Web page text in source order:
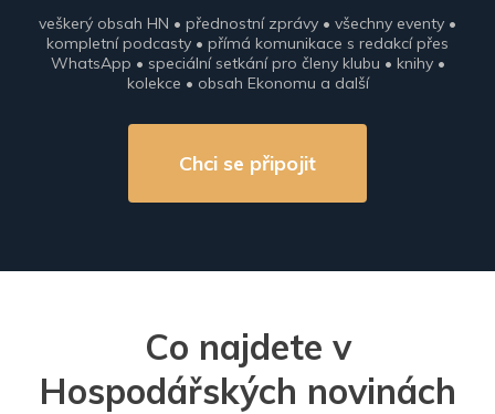
veškerý obsah HN • přednostní zprávy • všechny eventy •
kompletní podcasty • přímá komunikace s redakcí přes
WhatsApp • speciální setkání pro členy klubu • knihy •
kolekce • obsah Ekonomu a další
Chci se připojit
Co najdete v
Hospodářských novinách